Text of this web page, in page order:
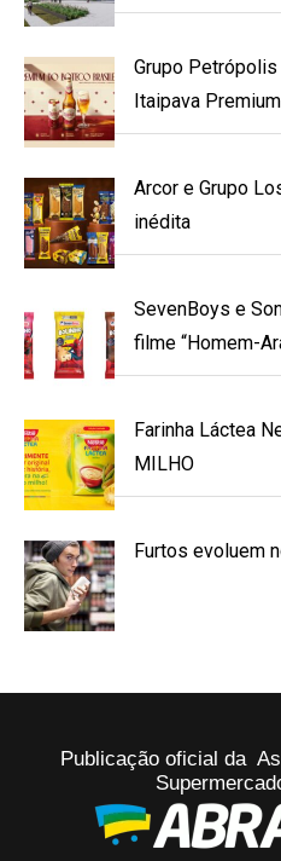
Grupo
Itaipava Premium
Arcor e Grupo
inédita
SevenBoys e
filme “Homem-
Farinha Láctea
MILHO
Furtos evoluem
Publicação oficial da